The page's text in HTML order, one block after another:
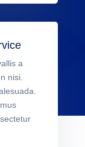
a
nisi.